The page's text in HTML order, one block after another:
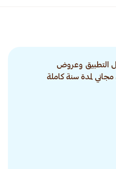
التطبيق وعروض
لمدة سنة كاملة